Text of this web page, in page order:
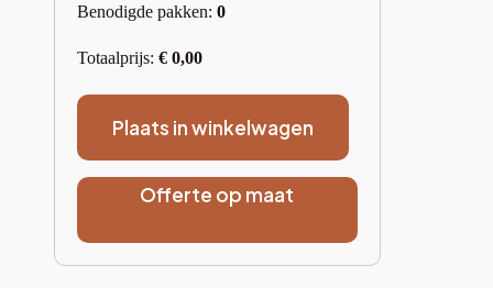
Benodigde pakken: 0
Totaalprijs: € 0,00
Plaats in winkelwagen
Offerte op maat